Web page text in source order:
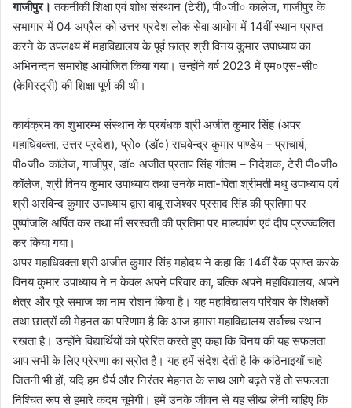
गाजीपुर। तकनीकी शिक्षा एवं शोध संस्थान (टेरी), पी०जी० कालेज, गाजीपुर के
सभागार में 04 अप्रैल को उत्तर प्रदेश लोक सेवा आयोग में 14वीं स्थान प्राप्त
करने के उपलक्ष्य में महाविद्यालय के पूर्व छात्र श्री विनय कुमार उपाध्याय का
अभिनन्दन समारोह आयोजित किया गया। उन्होंने वर्ष 2023 में एम०एस-सी०
(केमिस्ट्री) की शिक्षा पूर्ण की थी।
कार्यक्रम का शुभारम्भ संस्थान के प्रबंधक श्री अजीत कुमार सिंह (अपर
महाधिवक्ता, उत्तर प्रदेश), प्रो० (डॉ०) राघवेन्द्र कुमार पाण्डेय – प्राचार्य,
पी०जी० कॉलेज, गाजीपुर, डॉ० अजीत प्रताप सिंह गौतम – निदेशक, टेरी पी०जी०
कॉलेज, श्री विनय कुमार उपाध्याय तथा उनके माता-पिता श्रीमती मधु उपाध्याय एवं
श्री अरविन्द कुमार उपाध्याय द्वारा बाबू राजेश्वर प्रसाद सिंह की प्रतिमा पर
पुष्पांजलि अर्पित कर तथा माँ सरस्वती की प्रतिमा पर माल्यार्पण एवं दीप प्रज्ज्वलित
कर किया गया।
अपर महाधिवक्ता श्री अजीत कुमार सिंह महोदय ने कहा कि 14वीं रैंक प्राप्त करके
विनय कुमार उपाध्याय ने न केवल अपने परिवार का, बल्कि अपने महाविद्यालय, अपने
क्षेत्र और पूरे समाज का नाम रोशन किया है। यह महाविद्यालय परिवार के शिक्षकों
तथा छात्रों की मेहनत का परिणाम है कि आज हमारा महाविद्यालय सर्वोच्च स्थान
रखता है। उन्होंने विद्यार्थियों को प्रेरित करते हुए कहा कि विनय की यह सफलता
आप सभी के लिए प्रेरणा का स्रोत है। यह हमें संदेश देती है कि कठिनाइयाँ चाहे
जितनी भी हों, यदि हम धैर्य और निरंतर मेहनत के साथ आगे बढ़ते रहें तो सफलता
निश्चित रूप से हमारे कदम चूमेगी। हमें उनके जीवन से यह सीख लेनी चाहिए कि